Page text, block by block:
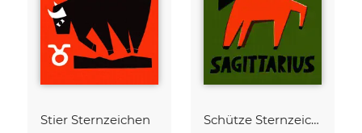
Stier Sternzeichen Schütze Sternzeichen